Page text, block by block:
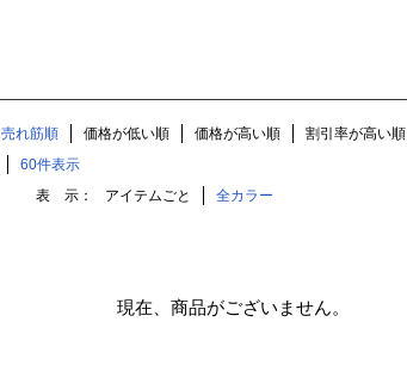
売れ筋順 価格が低い順 価格が高い順
割引率が高い順
60件表示
表 示： アイテムごと 全カラー
現在、商品がございません。